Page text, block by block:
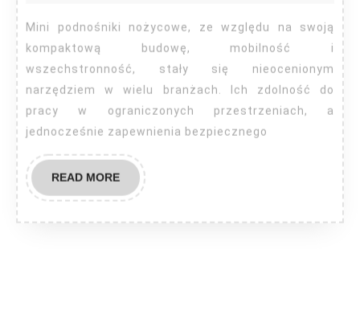
–
się
Mini podnośniki nożycowe, ze względu na swoją
kompaktową budowę, mobilność i
wszechstronność, stały się nieocenionym
narzędziem w wielu branżach. Ich zdolność do
pracy w ograniczonych przestrzeniach, a
jednocześnie zapewnienia bezpiecznego
READ MOREREAD
MORE